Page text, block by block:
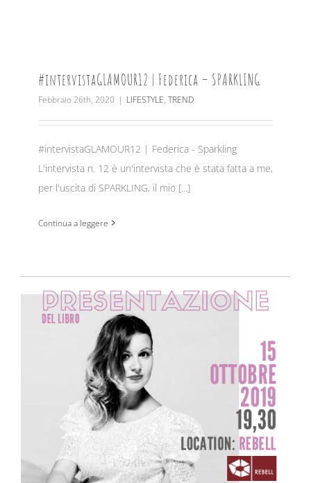
#intervistaGLAMOUR12 | Federica – SPARKLING
Febbraio 26th, 2020 | LIFESTYLE, TREND
#intervistaGLAMOUR12 | Federica - Sparkling
L'intervista n. 12 è un'intervista che è stata fatta a me,
per l'uscita di SPARKLING, il mio [...]
Continua a leggere